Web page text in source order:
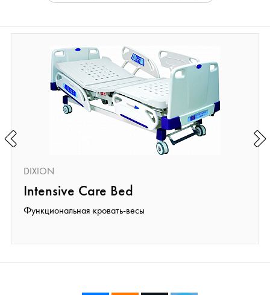
DIXION
Intensive Care Bed
Функциональная кровать-весы